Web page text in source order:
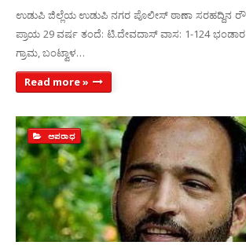
ಉಡುಪಿ ಜಿಲ್ಲೆಯ ಉಡುಪಿ ನಗರ ಪೊಲೀಸ್ ಠಾಣಾ ಸರಹದ್ದಿನ
ಪ್ರಾಯ 29 ವರ್ಷ ತಂದೆ: ಟಿ.ದೇವದಾಸ್ ವಾಸ: 1-124
ಗ್ರಾಮ, ಬಂಟ್ವಾಳ…
Read more »
ಅಪರಾಧ